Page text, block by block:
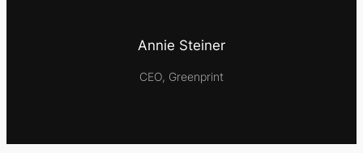
Annie Steiner
CEO, Greenprint